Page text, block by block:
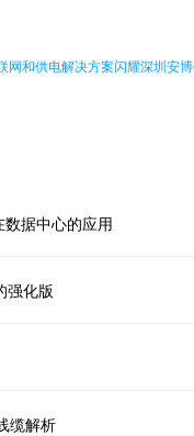
网和供电解决方案闪耀深圳安
据中心的应用
强化版
缆解析